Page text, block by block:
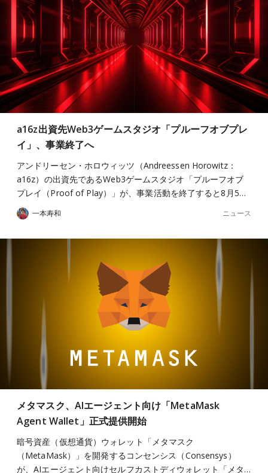
a16z出資先Web3ゲームスタジオ「プルーフオブプレ
イ」、事業終了へ
アンドリーセン・ホロウィッツ（Andreessen Horowitz：
a16z）の出資先であるWeb3ゲームスタジオ「プルーフオブ
プレイ（Proof of Play）」が、事業活動を終了すると8月5…
一本寿和 ニュース
メタマスク、AIエージェント向け「MetaMask
Agent Wallet」正式提供開始
暗号資産（仮想通貨）ウォレット「メタマスク
（MetaMask）」を開発するコンセンシス（Consensys）
が、AIエージェント向けセルフカストディウォレット「メタ…